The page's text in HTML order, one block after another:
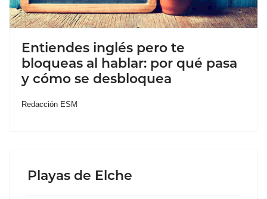
Entiendes inglés pero te
bloqueas al hablar: por qué pasa
y cómo se desbloquea
Redacción ESM
Playas de Elche